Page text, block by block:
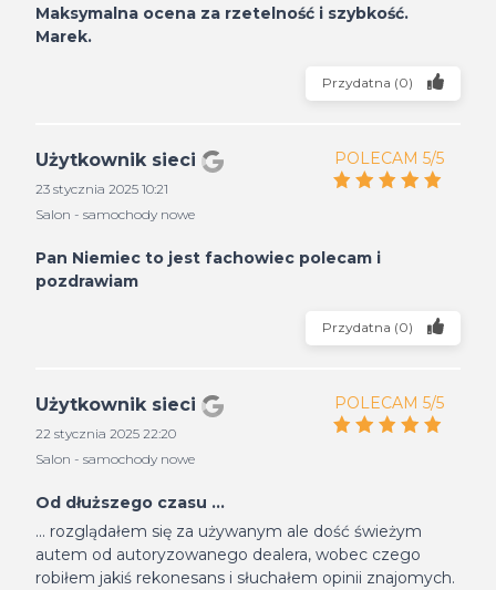
Maksymalna ocena za rzetelność i szybkość.
Marek.
Przydatna (0)
Użytkownik sieci
23 stycznia 2025 10:21
Salon - samochody nowe
POLECAM 5/5
Pan Niemiec to jest fachowiec polecam i
pozdrawiam
Przydatna (0)
Użytkownik sieci
22 stycznia 2025 22:20
Salon - samochody nowe
POLECAM 5/5
Od dłuższego czasu ...
... rozglądałem się za używanym ale dość świeżym
autem od autoryzowanego dealera, wobec czego
robiłem jakiś rekonesans i słuchałem opinii znajomych.